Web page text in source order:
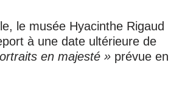
le musée Hyacinthe Rigaud
à une date ultérieure de
en majesté » prévue en